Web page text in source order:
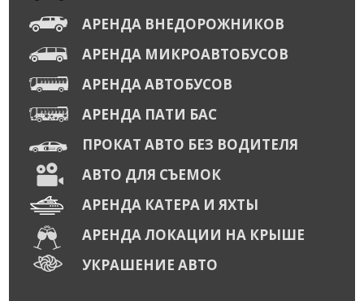
АРЕНДА ВНЕДОРОЖНИКОВ
АРЕНДА МИКРОАВТОБУСОВ
АРЕНДА АВТОБУСОВ
АРЕНДА ПАТИ БАС
ПРОКАТ АВТО БЕЗ ВОДИТЕЛЯ
АВТО ДЛЯ СЪЕМОК
АРЕНДА КАТЕРА И ЯХТЫ
АРЕНДА ЛОКАЦИИ НА КРЫШЕ
УКРАШЕНИЕ АВТО